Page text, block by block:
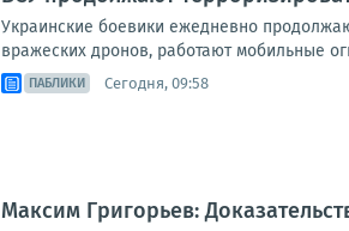
Украинские боевики ежедневно
вражеских дронов, работают мобильные
ПАБЛИКИ Сегодня, 09:58
Максим Григорьев: